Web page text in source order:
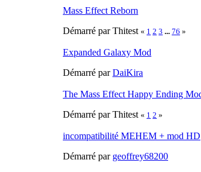
Mass Effect Reborn
Démarré par Thitest « 1 2 3 ... 76 »
Expanded Galaxy Mod
Démarré parDaiKira
The Mass Effect Happy Ending
Démarré par Thitest « 1 2 »
incompatibilité MEHEM + mod HD
Démarré par geoffrey68200